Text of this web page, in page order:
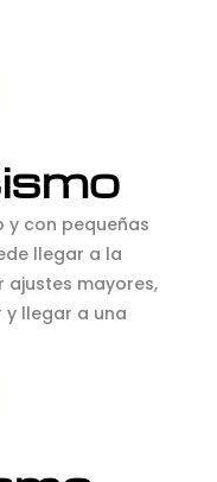
y con pequeñas
llegar a la
ajustes mayores,
y llegar a una